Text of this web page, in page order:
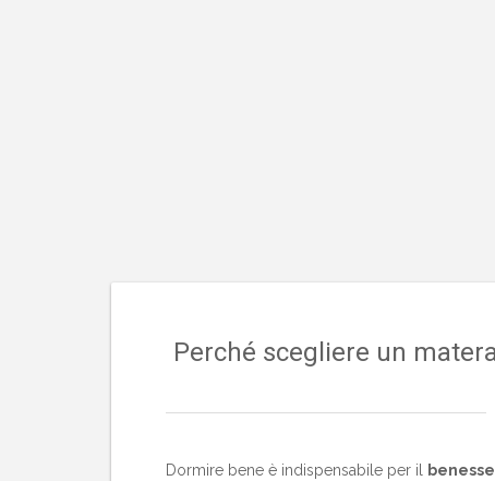
Perché scegliere un
Dormire bene è indispensabile per il